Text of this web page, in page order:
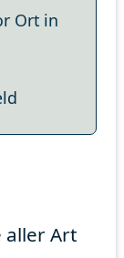
Ort in
aller Art